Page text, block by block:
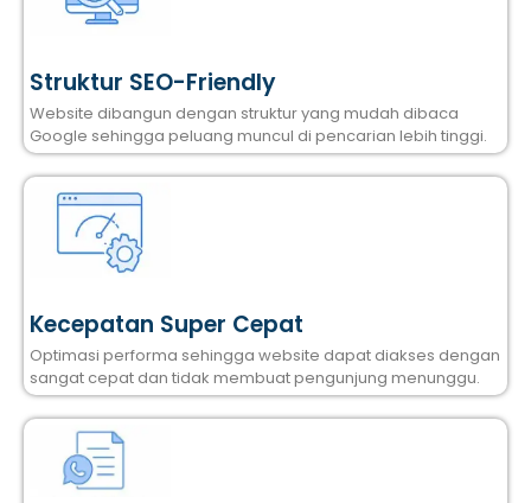
Struktur SEO-Friendly
Website dibangun dengan struktur yang mudah dibaca
Google sehingga peluang muncul di pencarian lebih tinggi.
Kecepatan Super Cepat
Optimasi performa sehingga website dapat diakses dengan
sangat cepat dan tidak membuat pengunjung menunggu.